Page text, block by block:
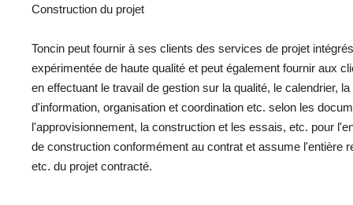
Construction du projet
Toncin peut fournir à ses clients des services de projet
expérimentée de haute qualité et peut également fournir aux
en effectuant le travail de gestion sur la qualité, le calendrier,
d'information, organisation et coordination etc. selon les
l'approvisionnement, la construction et les essais, etc. pour
de construction conformément au contrat et assume l'entière
etc. du projet contracté.